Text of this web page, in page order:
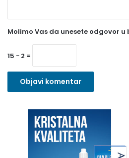
z
n
Molimo Vas da unesete odgovor
15 − 2 =